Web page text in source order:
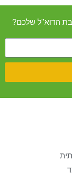
הדוא"ל שלכם?